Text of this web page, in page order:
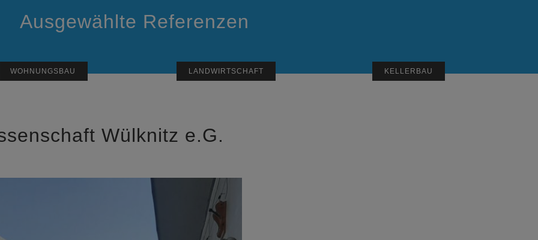
Ausgewählte Referenzen
WOHNUNGSBAU LANDWIRTSCHAFT KELLERBAU
Wülknitz e.G.